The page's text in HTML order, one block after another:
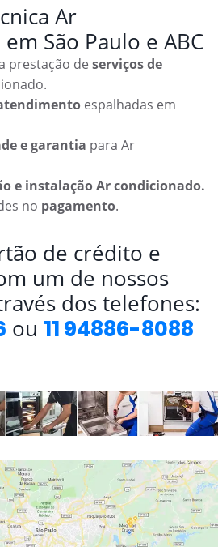
Ar
São Paulo e ABC
prestação de serviços de
espalhadas em
e garantia para Ar
e instalação Ar condicionado.
no pagamento.
de crédito e
um de nossos
dos telefones:
ou 11 94886-8088